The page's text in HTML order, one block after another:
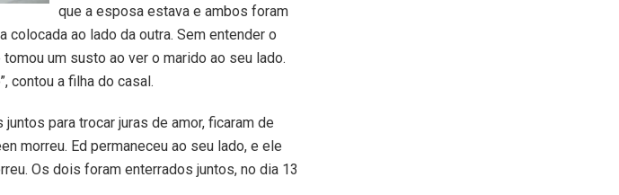
que a esposa estava e ambos foram
colocada ao lado da outra. Sem entender o
um susto ao ver o marido ao seu lado.
contou a filha do casal.
para trocar juras de amor, ficaram de
morreu. Ed permaneceu ao seu lado, e ele
Os dois foram enterrados juntos, no dia 13